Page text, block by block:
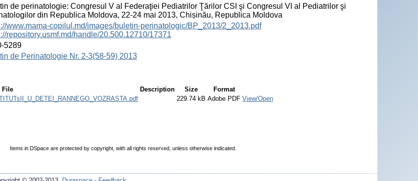
de perinatologie: Congresul V al Federaţiei Pediatrilor Ţărilor CSI şi Congresul VI al Pediatrilor şi
din Republica Moldova, 22-24 mai 2013, Chișinău, Republica Moldova
www.mama-copilul.md/images/buletin-perinatologic/BP_2013/2_2013.pdf
repository.usmf.md/handle/20.500.12710/17371
5289
de Perinatologie Nr. 2-3(58-59) 2013
File Description Size
Format
229.74 kB Adobe PDF View/Open
Items in DSpace are protected by copyright, with all rights reserved, unless otherwise indicated.